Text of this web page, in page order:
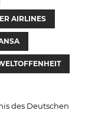
AIRLINES
des Deutschen